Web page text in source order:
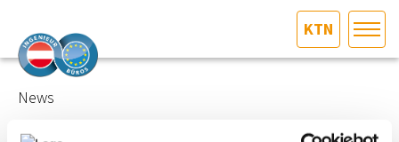
KTN
News